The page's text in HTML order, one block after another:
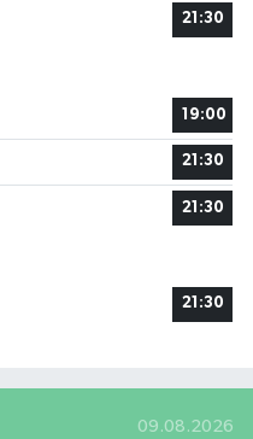
21:30
19:00
21:30
21:30
21:30
09.08.2026